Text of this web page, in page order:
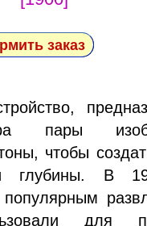
заказ
пары
чтобы
и глубины. В
популярным
для